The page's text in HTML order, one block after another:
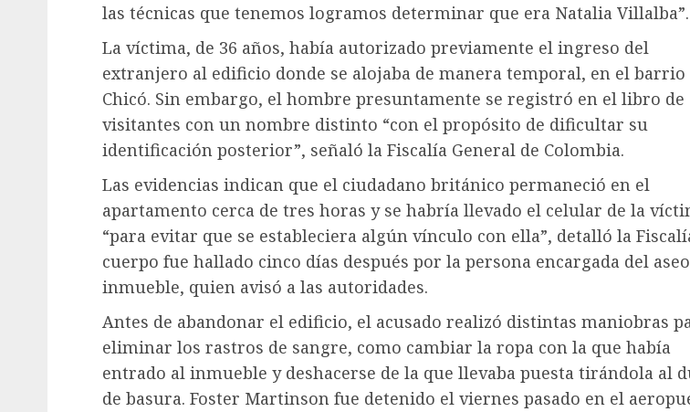
las técnicas que tenemos logramos determinar que era Natalia Villalba”.
La víctima, de 36 años, había autorizado previamente el ingreso del
extranjero al edificio donde se alojaba de manera temporal, en el barrio
Chicó. Sin embargo, el hombre presuntamente se registró en el libro de
visitantes con un nombre distinto “con el propósito de dificultar su
identificación posterior”, señaló la Fiscalía General de Colombia.
Las evidencias indican que el ciudadano británico permaneció en el
apartamento cerca de tres horas y se habría llevado el celular de la
“para evitar que se estableciera algún vínculo con ella”, detalló la
cuerpo fue hallado cinco días después por la persona encargada del
inmueble, quien avisó a las autoridades.
Antes de abandonar el edificio, el acusado realizó distintas maniobras
eliminar los rastros de sangre, como cambiar la ropa con la que había
entrado al inmueble y deshacerse de la que llevaba puesta tirándola al
de basura. Foster Martinson fue detenido el viernes pasado en el